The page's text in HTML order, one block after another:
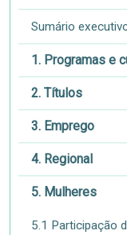
Sumário
1. Programas e
2. Títulos
3. Emprego
4. Regional
5. Mulheres
5.1 Participação